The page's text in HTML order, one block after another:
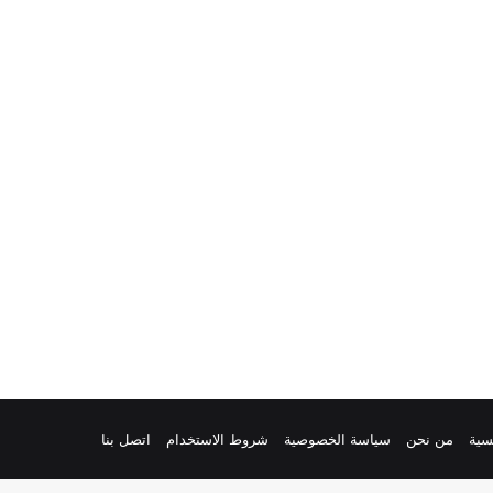
من نحن سياسة الخصوصية شروط الاستخدام اتصل بنا